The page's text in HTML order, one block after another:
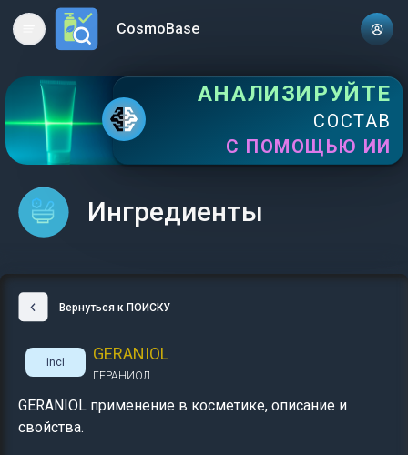
Open main menuCosmoBase
АНАЛИЗИРУЙТЕ
СОСТАВ
С ПОМОЩЬЮ ИИ
Ингредиенты
Вернуться к ПОИСКУ
inci GERANIOL
ГЕРАНИОЛ
GERANIOL применение в косметике, описание и
свойства.